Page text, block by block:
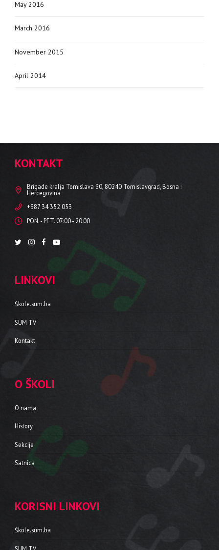
May 2016
March 2016
November 2015
April 2014
KONTAKT
Brigade kralja Tomislava 30, 80240 Tomislavgrad, Bosna i
Hercegovina
+387 34 352 053
PON. - PET. 07:00 - 20:00
LINKOVI
Škole.sum.ba
SUM TV
Kontakt
O ŠKOLI
O nama
History
Sekcije
Satnica
KORISNI LINKOVI
Škole.sum.ba
SUM TV